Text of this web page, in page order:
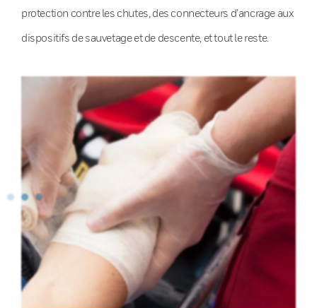
protection contre les chutes, des connecteurs d’ancrage aux
dispositifs de sauvetage et de descente, et tout le reste.